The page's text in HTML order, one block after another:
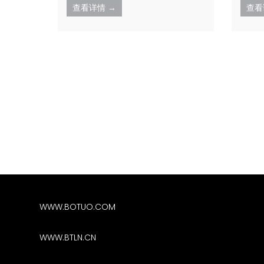
查看详情 → 查
WWW.BOTUO.COM
WWW.BTLN.CN